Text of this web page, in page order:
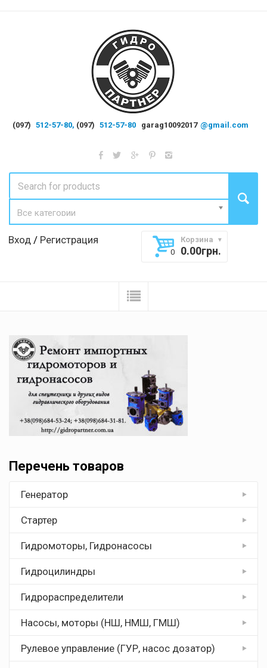
(097) 512-57-80, (097) 512-57-80 garag10092017 @gmail.com
Все категории
Вход / Регистрация Корзина
0.00грн.
Перечень товаров
Генератор
Стартер
Гидромоторы, Гидронасосы
Гидроцилиндры
Гидрораспределители
Насосы, моторы (НШ, НМШ, ГМШ)
Рулевое управление (ГУР, насос дозатор)